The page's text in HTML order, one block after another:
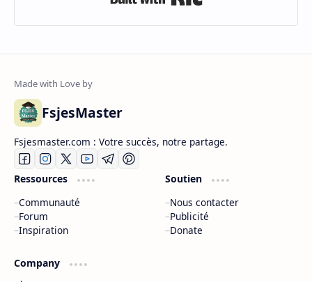
FsjesMaster
Fsjesmaster.com : Votre succès, notre partage.
Ressources
Communauté
Forum
Inspiration
Soutien
Nous contacter
Publicité
Donate
Company